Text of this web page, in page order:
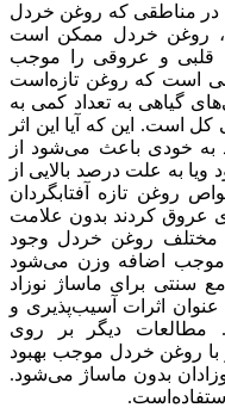
در مناطقی که روغن خردل
روغن خردل ممکن است
قلبی و عروقی را موجب
است که روغن تازه‌است
گیاهی به تعداد کمی به
است. این که آیا این اثر
به خودی باعث می‌شود از
به علت درصد بالایی از
روغن تازه آفتابگردان
عروق کردند بدون علامت
مختلف روغن خردل وجود
موجب اضافه وزن می‌شود
سنتی برای ماساژ نوزاد
عنوان اثرات آسیب‌پذیری و
مطالعات دیگر بر روی
با روغن خردل موجب بهبود
بدون ماساژ می‌شود.